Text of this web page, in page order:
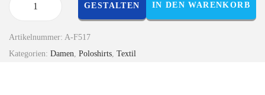
IN DEN WARENKORB
GESTALTEN
Artikelnummer: A-F517
Kategorien: Damen Poloshirts Textil